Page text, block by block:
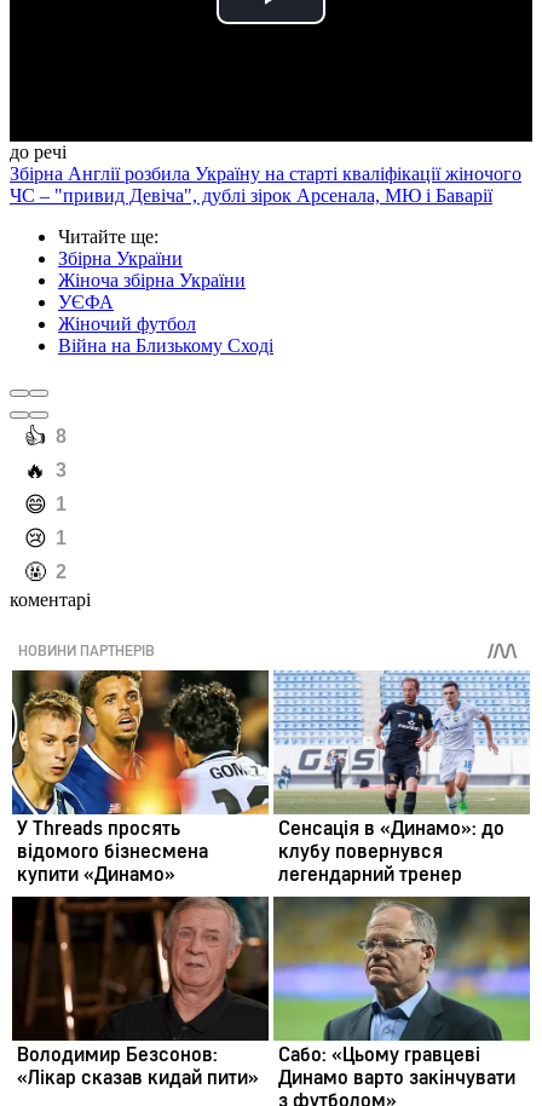
Play
до речі
Збірна Англії розбила Україну на старті кваліфікації жіночого
ЧС – "привид Девіча", дублі зірок Арсенала, МЮ і Баварії
Читайте ще:
Збірна України
Жіноча збірна України
УЄФА
Жіночий футбол
Війна на Близькому Сході
️👍 8
️🔥 3
️😄 1
️😢 1
️🤬 2
коментарі